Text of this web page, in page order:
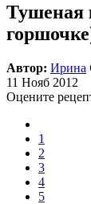
Тушеная
Автор: Ирина
11 Нояб 2012
Оцените
1
2
3
4
5